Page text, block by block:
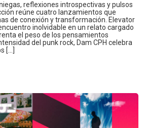
reflexiones introspectivas y pulsos
reúne cuatro lanzamientos que
de conexión y transformación. Elevator
inolvidable en un relato cargado
el peso de los pensamientos
del punk rock, Dam CPH celebra
[…]